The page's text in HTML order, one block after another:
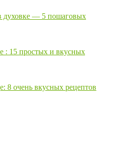
духовке — 5 пошаговых
: 15 простых и вкусных
8 очень вкусных рецептов